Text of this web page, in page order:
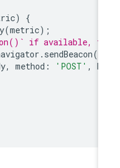
metric
(metric
if
navigator.sendBeacon
body, method : 'POST'